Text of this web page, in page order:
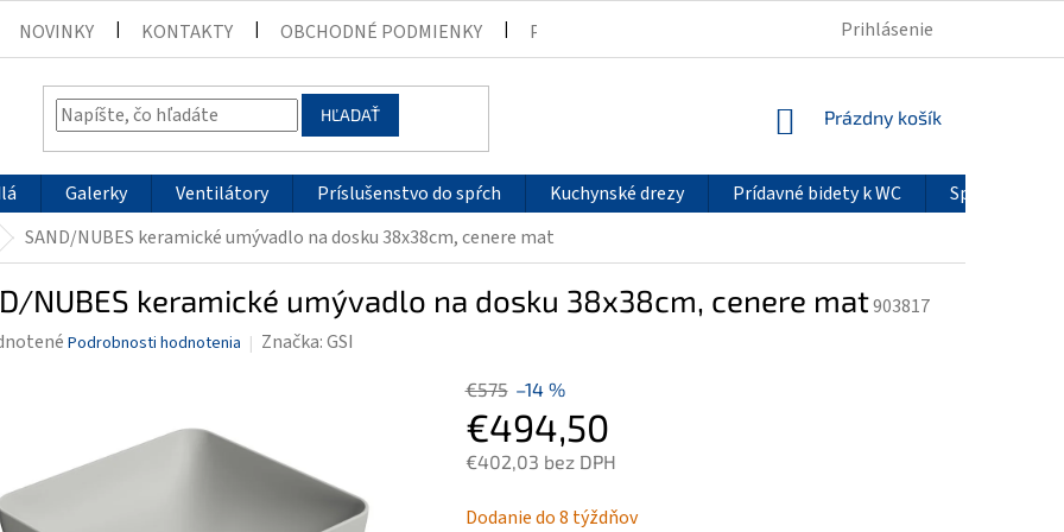
NOVINKY KONTAKTY OBCHODNÉ PODMIENKY PODMIENKY OCHRANY OSOBNÝCH ÚDAJOV REKLAMÁCIE
Prihlásenie
HĽADAŤ
NÁKUPNÝ
Prázdny košík
Galerky Ventilátory Príslušenstvo do spŕch Kuchynské drezy Prídavné bidety k WC
Sprchové
SAND/NUBES keramické umývadlo na dosku 38x38cm, cenere mat
NUBES keramické umývadlo na dosku 38x38cm, cenere mat903817
Podrobnosti hodnotenia Značka:GSI
€575 –14 %
€494,50
€402,03 bez DPH
cena:
Dodanie do 8 týždňov